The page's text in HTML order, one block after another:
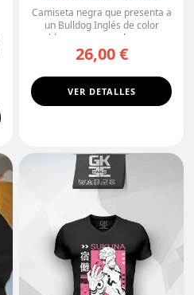
Camiseta negra que presenta a
un Bulldog Inglés de color
blanco con manchas o...
26,00 €
VER DETALLES